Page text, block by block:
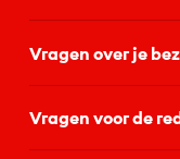
Vragen over je
Vragen voor de